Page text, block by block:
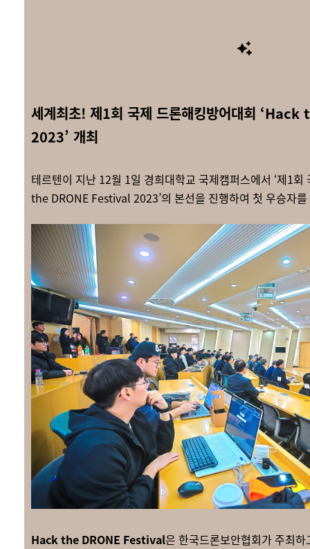
세계최초! 제1회 국제 드론해킹방어대회
2023’ 개최
테르텐이 지난 12월 1일 경희대학교 국제캠퍼스에서 ‘제1
the DRONE Festival 2023’의 본선을 진행하여 첫 우승자
Hack the DRONE Festival은 한국드론보안협회가 주최